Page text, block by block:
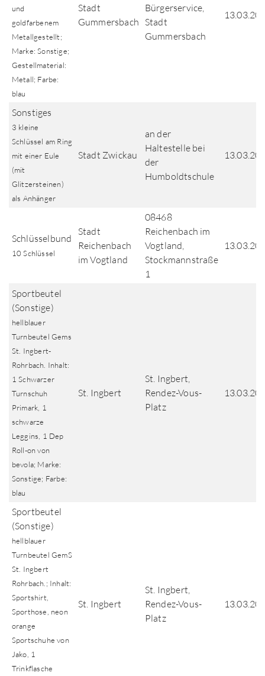
und
goldfarbenem
Metallgestellt;
Marke: Sonstige;
Gestellmaterial:
Metall; Farbe:
blau
Stadt
Gummersbach
Bürgerservice,
Stadt
Gummersbach
Sonstiges
3 kleine
Schlüssel am Ring
mit einer Eule
(mit
Glitzersteinen)
als Anhänger
Stadt Zwickau
an der
Haltestelle bei
der
Humboldtschule
Schlüsselbund
10 Schlüssel
Stadt
Reichenbach
im Vogtland
08468
Reichenbach im
Vogtland,
Stockmannstraße
1
Sportbeutel
(Sonstige)
hellblauer
Turnbeutel Gems
St. Ingbert-
Rohrbach. Inhalt:
1 Schwarzer
Turnschuh
Primark, 1
schwarze
Leggins, 1 Dep
Roll-on von
bevola; Marke:
Sonstige; Farbe:
blau
St. Ingbert
St. Ingbert,
Rendez-Vous-
Platz
Sportbeutel
(Sonstige)
hellblauer
Turnbeutel GemS
St. Ingbert
Rohrbach.; Inhalt:
Sportshirt,
Sporthose, neon
orange
Sportschuhe von
Jako, 1
Trinkflasche
St. Ingbert
St. Ingbert,
Rendez-Vous-
Platz